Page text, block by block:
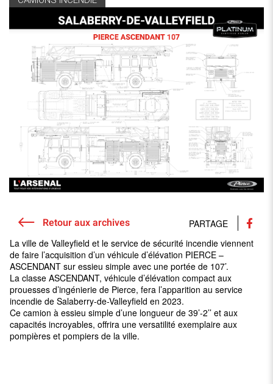
Retour aux archives
PARTAGE
La ville de Valleyfield et le service de sécurité incendie viennent
de faire l’acquisition d’un véhicule d’élévation PIERCE –
ASCENDANT sur essieu simple avec une portée de 107’.
La classe ASCENDANT, véhicule d’élévation compact aux
prouesses d’ingénierie de Pierce, fera l’apparition au service
incendie de Salaberry-de-Valleyfield en 2023.
Ce camion à essieu simple d’une longueur de 39’-2’’ et aux
capacités incroyables, offrira une versatilité exemplaire aux
pompières et pompiers de la ville.